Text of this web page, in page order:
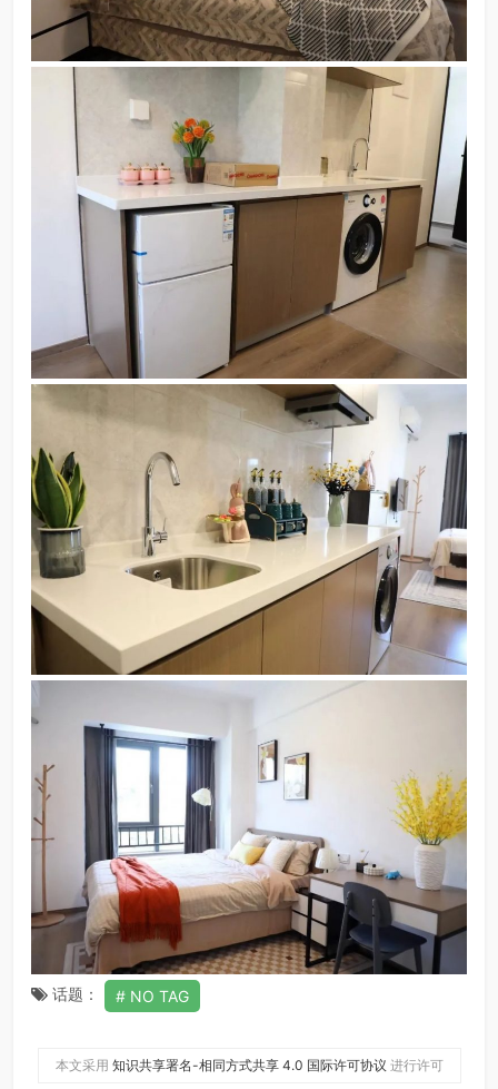
话题： NO TAG
本文采用 知识共享署名-相同方式共享 4.0 国际许可协议 进行许可